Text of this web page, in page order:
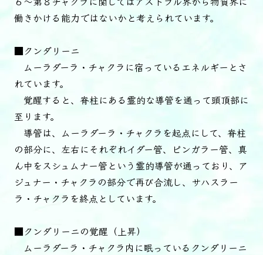
働きかける能力ではないかと考えられています。
■クンダリーニ
ムーラダーラ・チャクラに宿っているエネルギーとさ
れています。
覚醒すると、脊柱にある霊的な導管を通って頭頂部に
至ります。
導管は、ムーラダーラ・チャクラを起点にして、脊柱
の部分に、左右にそれぞれイダー管、ピンガラー管、真
ん中をスシュムナー管という霊的導管が通っており、ア
ジュナー・チャクラの部分で再び合流し、サハスラー
ラ・チャクラを終点としています。
■クンダリーニの覚醒（上昇）
ムーラダーラ・チャクラ内に眠っているクンダリーニ